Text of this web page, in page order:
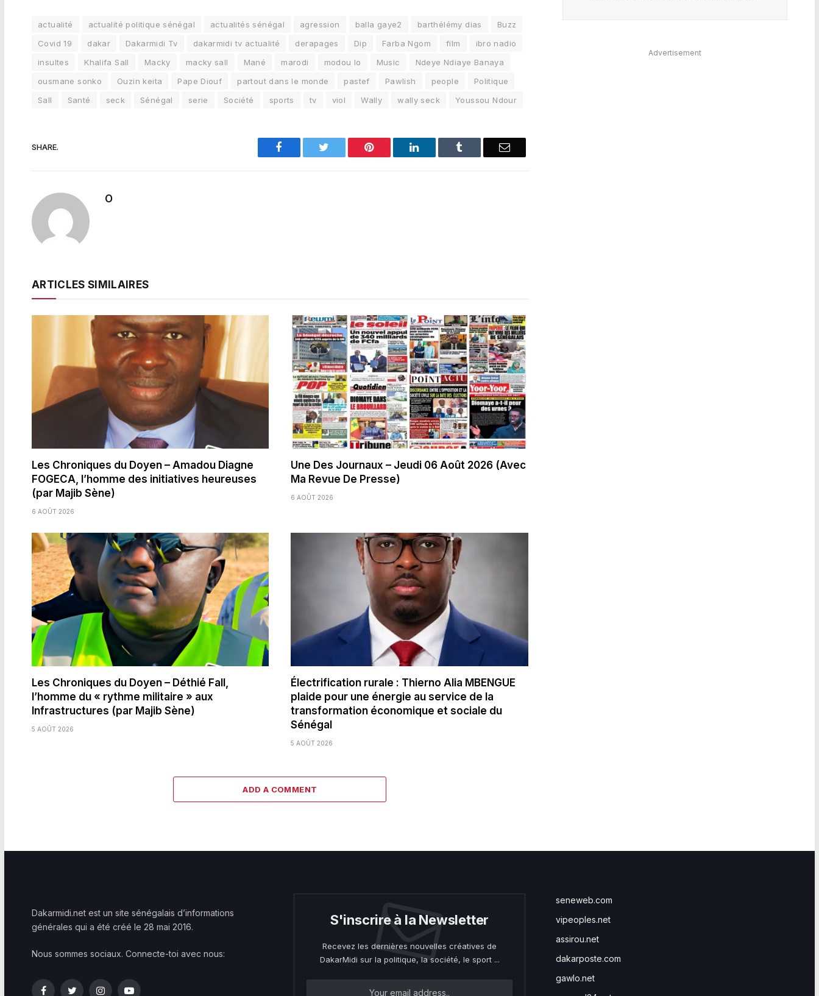
actualité actualité politique sénégal actualités sénégal agression balla gaye2 barthélémy dias
Buzz
Covid 19
dakar Dakarmidi Tv dakarmidi tv actualité derapages Dip Farba Ngom film
ibro nadio
insultes
Khalifa Sall Macky macky sall Mané marodi modou lo Music
Ndeye Ndiaye Banaya
ousmane sonko
Ouzin keita Pape Diouf partout dans le monde pastef Pawlish people
Politique
Sall
Santé seck Sénégal serie Société sports tv viol Wally wally seck Youssou Ndour
SHARE. Facebook Pinterest LinkedIn Email
O
ARTICLES SIMILAIRES
Les Chroniques du Doyen – Amadou Diagne
FOGECA, l’homme des initiatives heureuses
(par Majib Sène)
6 AOÛT 2026
Une Des Journaux – Jeudi 06 Août 2026 (Avec
Ma Revue De Presse)
6 AOÛT 2026
Les Chroniques du Doyen – Déthié Fall,
l’homme du « rythme militaire » aux
Infrastructures (par Majib Sène)
5 AOÛT 2026
Électrification rurale : Thierno Alia MBENGUE
plaide pour une énergie au service de la
transformation économique et sociale du
Sénégal
5 AOÛT 2026
ADD A COMMENT
Advertisement
Dakarmidi.net est un site sénégalais d’informations
générales qui a été créé le 28 mai 2016.
Nous sommes sociaux. Connecte-toi avec nous:
S'inscrire à la Newsletter
Recevez les dernières nouvelles créatives de
DakarMidi sur la politique, la société, le sport ...
seneweb.com
vipeoples.net
assirou.net
dakarposte.com
gawlo.net